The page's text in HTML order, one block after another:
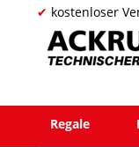
kostenloser
Regale